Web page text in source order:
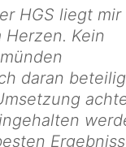
HGS liegt mir
Kein
daran